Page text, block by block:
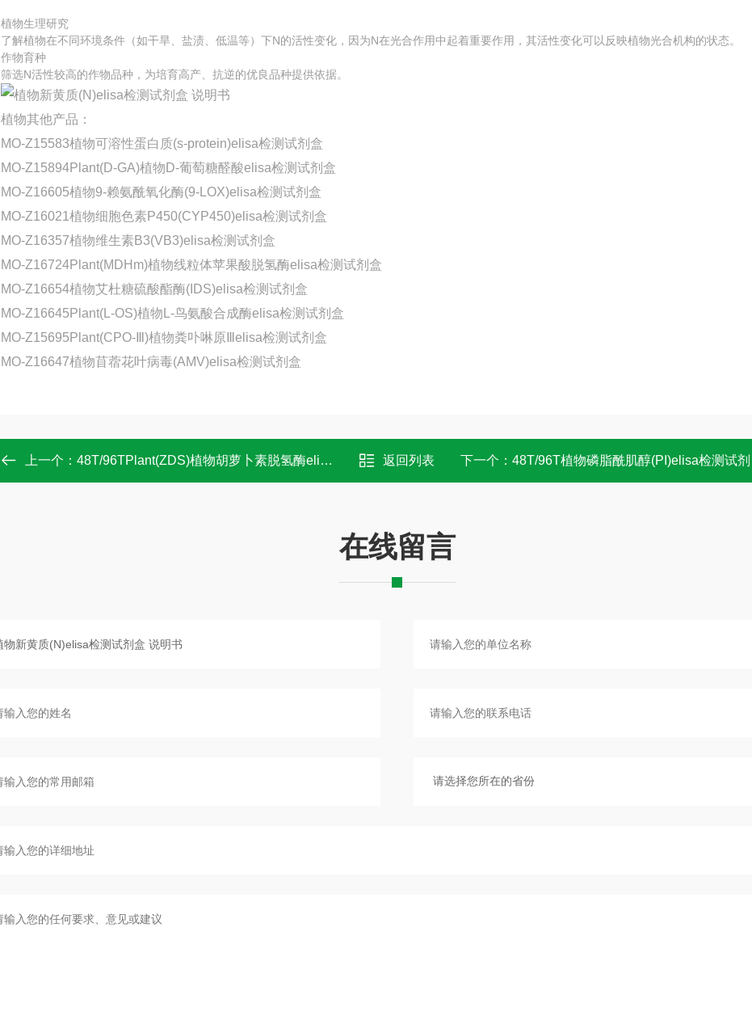
植物生理研究
了解植物在不同环境条件（如干旱、盐渍、低温等）下N的活性变化，因为N在光合作用中起着重要作用，其活性变化可以反映植物光合机构的状态。
作物育种
筛选N活性较高的作物品种，为培育高产、抗逆的优良品种提供依据。
植物其他产品：
MO-Z15583植物可溶性蛋白质(s-protein)elisa检测试剂盒
MO-Z15894Plant(D-GA)植物D-葡萄糖醛酸elisa检测试剂盒
MO-Z16605植物9-赖氨酰氧化酶(9-LOX)elisa检测试剂盒
MO-Z16021植物细胞色素P450(CYP450)elisa检测试剂盒
MO-Z16357植物维生素B3(VB3)elisa检测试剂盒
MO-Z16724Plant(MDHm)植物线粒体苹果酸脱氢酶elisa检测试剂盒
MO-Z16654植物艾杜糖硫酸酯酶(IDS)elisa检测试剂盒
MO-Z16645Plant(L-OS)植物L-鸟氨酸合成酶elisa检测试剂盒
MO-Z15695Plant(CPO-Ⅲ)植物粪卟啉原Ⅲelisa检测试剂盒
MO-Z16647植物苜蓿花叶病毒(AMV)elisa检测试剂盒
上一个： 48T/96TPlant(ZDS)植物胡萝卜素脱氢酶elisa检测试剂盒 操作 返回列表 下一个： 48T/96T植物磷脂酰肌醇(PI)elisa检测试剂盒 说明书
在线留言